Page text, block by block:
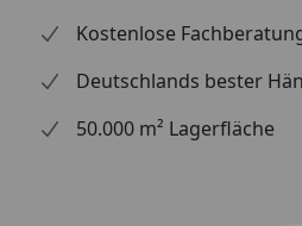
Kostenlose
Deutschlands bester
50.000 m² Lagerfläche